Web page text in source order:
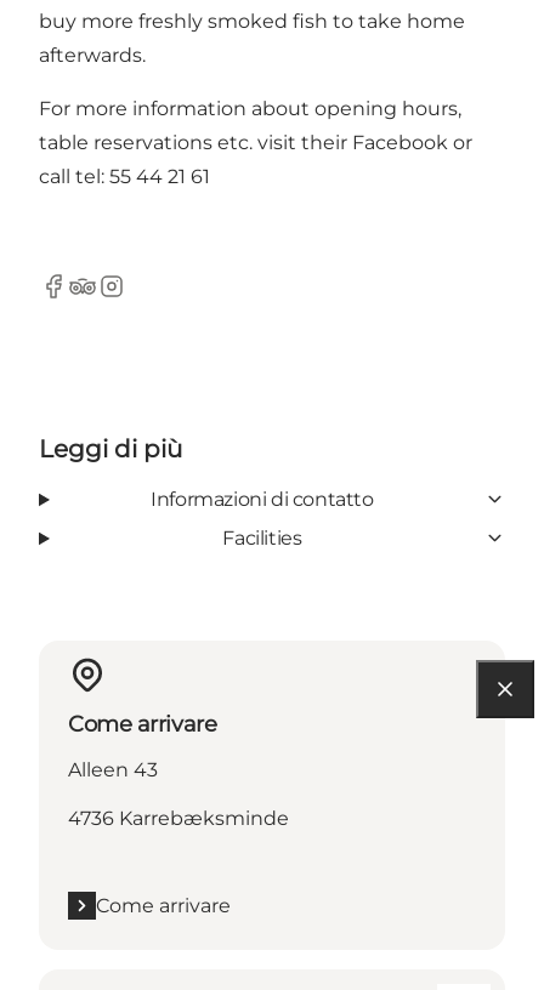
buy more freshly smoked fish to take home
afterwards.
For more information about opening hours,
table reservations etc. visit their Facebook or
call tel: 55 44 21 61
Facebook
Tripadvisor
Instagram
Leggi di più
Informazioni di contatto
Facilities
Come arrivare
Alleen 43
4736 Karrebæksminde
Come arrivare